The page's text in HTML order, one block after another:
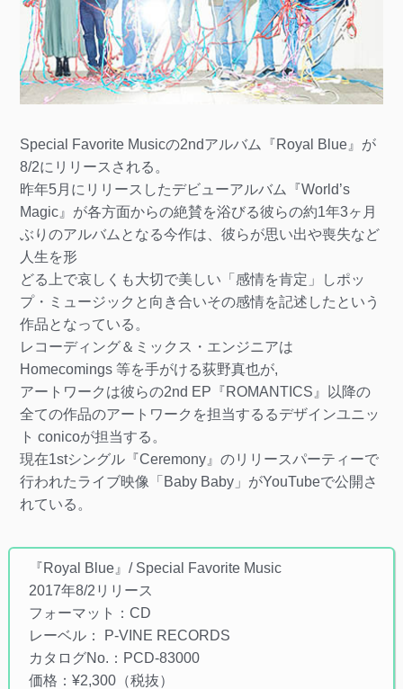
Special Favorite Musicの2ndアルバム『Royal Blue』が
8/2にリリースされる。
昨年5月にリリースしたデビューアルバム『World’s
Magic』が各方面からの絶賛を浴びる彼らの約1年3ヶ月
ぶりのアルバムとなる今作は、彼らが思い出や喪失など
人生を形
どる上で哀しくも大切で美しい「感情を肯定」しポッ
プ・ミュージックと向き合いその感情を記述したという
作品となっている。
レコーディング＆ミックス・エンジニアは
Homecomings 等を手がける荻野真也が,
アートワークは彼らの2nd EP『ROMANTICS』以降の
全ての作品のアートワークを担当するるデザインユニッ
ト conicoが担当する。
現在1stシングル『Ceremony』のリリースパーティーで
行われたライブ映像「Baby Baby」がYouTubeで公開さ
れている。
『Royal Blue』/ Special Favorite Music
2017年8/2リリース
フォーマット：CD
レーベル： P-VINE RECORDS
カタログNo.：PCD-83000
価格：¥2,300（税抜）